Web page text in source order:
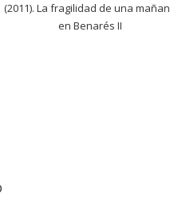
(2011). La fragilidad de una
en Benarés II